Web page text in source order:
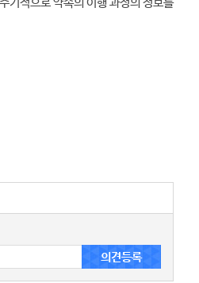
기적으로 약속의 이행 과정의 정보를